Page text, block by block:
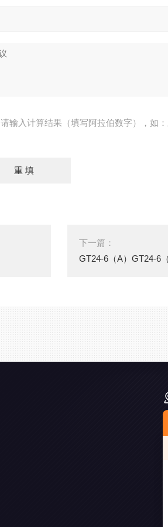
请输入计算结果（填写阿拉伯数字），如
下一篇：
GT24-6（A）GT24-6